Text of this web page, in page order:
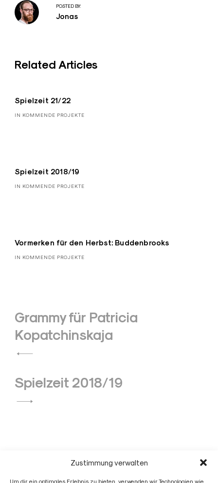
Zustimmung verwalten
Um dir ein optimales Erlebnis zu bieten, verwenden wir Technologien wie
POSTED BY:
Jonas
Related Articles
Spielzeit 21/22
IN KOMMENDE PROJEKTE
Spielzeit 2018/19
IN KOMMENDE PROJEKTE
Vormerken für den Herbst: Buddenbrooks
IN KOMMENDE PROJEKTE
Beitragsnavigation
Grammy für Patricia
Kopatchinskaja
Spielzeit 2018/19
Jonas Link